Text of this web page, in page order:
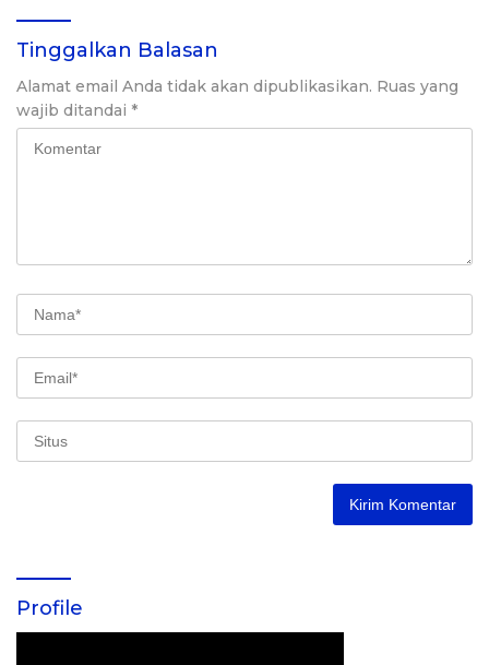
Tinggalkan Balasan
Alamat email Anda tidak akan dipublikasikan. Ruas yang
wajib ditandai *
Profile